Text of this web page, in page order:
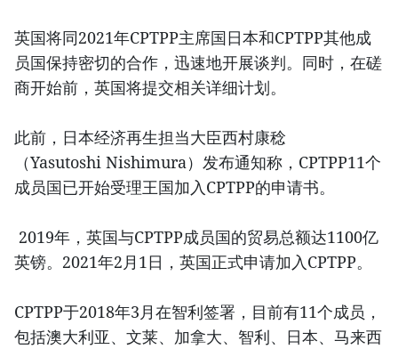
英国将同2021年CPTPP主席国日本和CPTPP其他成
员国保持密切的合作，迅速地开展谈判。同时，在磋
商开始前，英国将提交相关详细计划。
此前，日本经济再生担当大臣西村康稔
（Yasutoshi Nishimura）发布通知称，CPTPP11个
成员国已开始受理王国加入CPTPP的申请书。
2019年，英国与CPTPP成员国的贸易总额达1100亿
英镑。2021年2月1日，英国正式申请加入CPTPP。
CPTPP于2018年3月在智利签署，目前有11个成员，
包括澳大利亚、文莱、加拿大、智利、日本、马来西